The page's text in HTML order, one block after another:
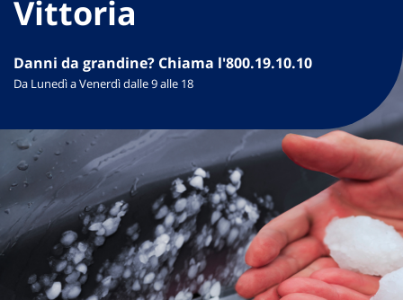
Vittoria
Danni da grandine? Chiama l'800.19.10.10
Da Lunedì a Venerdì dalle 9 alle 18